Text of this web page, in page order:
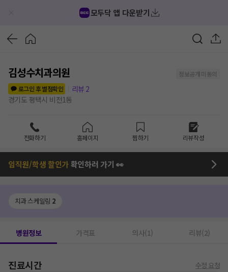
모두닥 앱 다운받기
김성수치과의원
정보공개 미동의
로그인 후 별점확인
리뷰 2
경기도 평택시 비전1동
전화하기 홈페이지 찜하기 리뷰작성
임직원/학생 할인가확인하러 가기 👀
치과 스케일링 2
병원정보 가격표 의사(1) 리뷰(2)
진료시간 수정 요청